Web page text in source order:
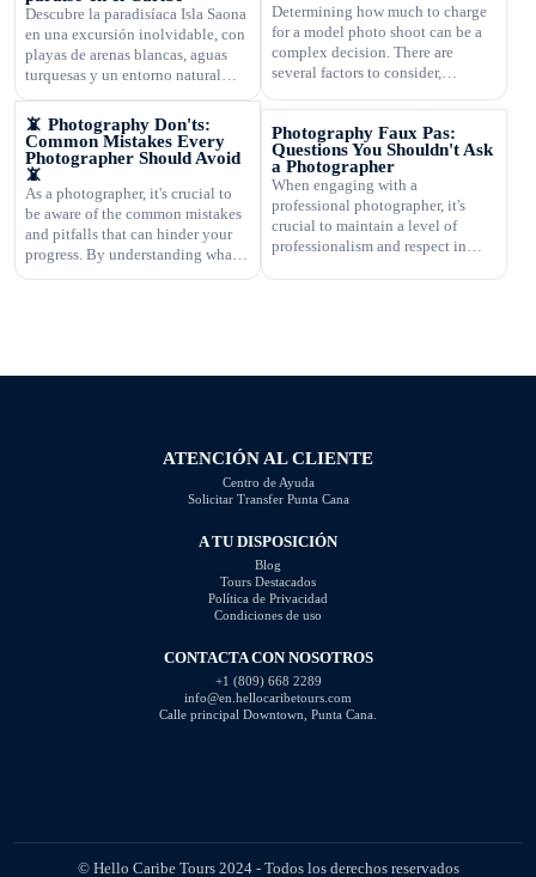
Descubre la paradisíaca Isla Saona
en una excursión inolvidable, con
playas de arenas blancas, aguas
turquesas y un entorno natural
exuberante.
Determining how much to charge
for a model photo shoot can be a
complex decision. There are
several factors to consider,
photography, your experience,
expenses, and market rates. Setting
the right price is crucial for your
business's success and ensuring
that you are fairly compensated for
your work. In this article, […]
📵 Photography Don'ts:
Common Mistakes Every
Photographer Should Avoid
📵
As a photographer, it's crucial to
be aware of the common mistakes
and pitfalls that can hinder your
progress. By understanding what
not to do, you can improve your
and provide valuable tips on how
Photography Faux Pas:
Questions You Shouldn't Ask
a Photographer
When engaging with a
professional photographer, it's
crucial to maintain a level of
professionalism and respect in
ATENCIÓN AL CLIENTE
Centro de Ayuda
Solicitar Transfer Punta Cana
A TU DISPOSICIÓN
Blog
Tours Destacados
Política de Privacidad
Condiciones de uso
CONTACTA CON NOSOTROS
+1 (809) 668 2289
info@en.hellocaribetours.com
Calle principal Downtown, Punta Cana.
© Hello Caribe Tours 2024 - Todos los derechos reservados